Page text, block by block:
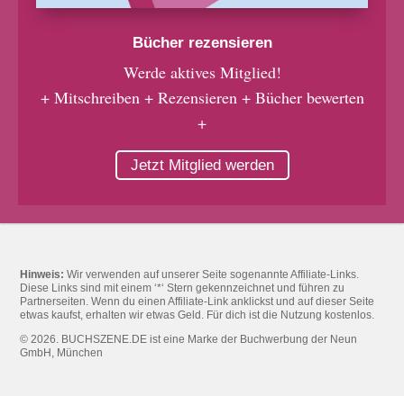
Bücher rezensieren
Werde aktives Mitglied!
+ Mitschreiben + Rezensieren + Bücher bewerten
+
Jetzt Mitglied werden
Hinweis: Wir verwenden auf unserer Seite sogenannte Affiliate-Links.
Diese Links sind mit einem ‘*‘ Stern gekennzeichnet und führen zu
Partnerseiten. Wenn du einen Affiliate-Link anklickst und auf dieser Seite
etwas kaufst, erhalten wir etwas Geld. Für dich ist die Nutzung kostenlos.
© 2026. BUCHSZENE.DE ist eine Marke der Buchwerbung der Neun
GmbH, München